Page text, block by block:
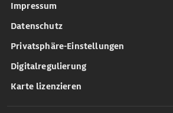
Impressum
Datenschutz
Privatsphäre-Einstellungen
Digitalregulierung
Karte lizenzieren